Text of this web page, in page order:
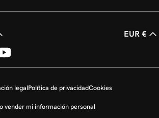
EUR €
legalPolítica de privacidadCookies
vender mi información personal